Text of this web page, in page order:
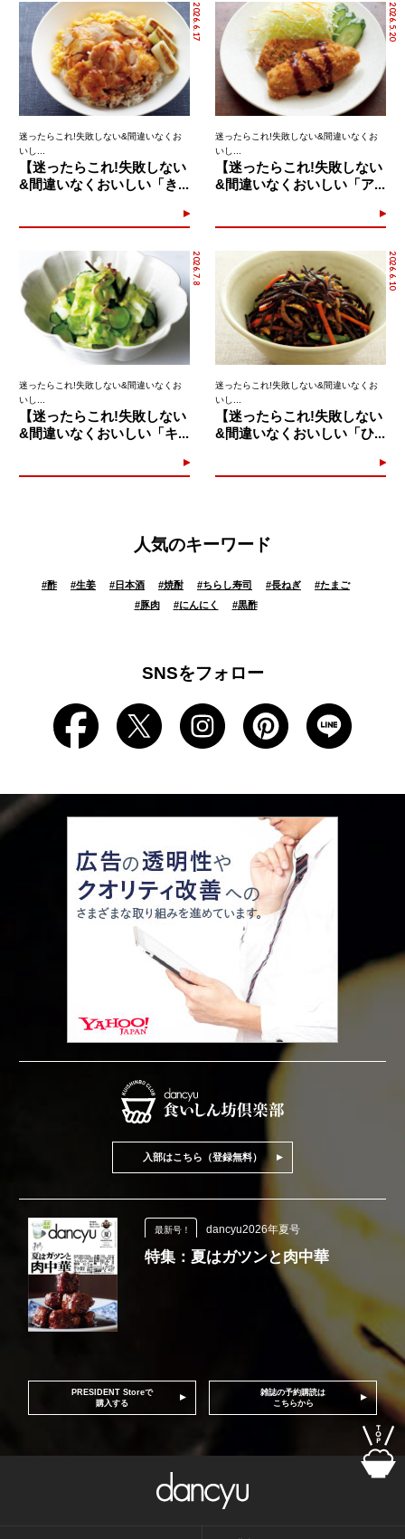
2026.6.17
迷ったらこれ!失敗しない&間違いなくお
いし...
【迷ったらこれ!失敗しない
&間違いなくおいしい「き...
2026.5.20
迷ったらこれ!失敗しない&間違いなくお
いし...
【迷ったらこれ!失敗しない
&間違いなくおいしい「ア...
2026.7.8
迷ったらこれ!失敗しない&間違いなくお
いし...
【迷ったらこれ!失敗しない
&間違いなくおいしい「キ...
2026.6.10
迷ったらこれ!失敗しない&間違いなくお
いし...
【迷ったらこれ!失敗しない
&間違いなくおいしい「ひ...
人気のキーワード
#酢 #生姜 #日本酒 #焼酎 #ちらし寿司 #長ねぎ #たまご
#豚肉 #にんにく #黒酢
SNSをフォロー
入部はこちら（登録無料）
最新号！ dancyu2026年夏号
特集：夏はガツンと肉中華
PRESIDENT Storeで
購入する
雑誌の予約購読は
こちらから